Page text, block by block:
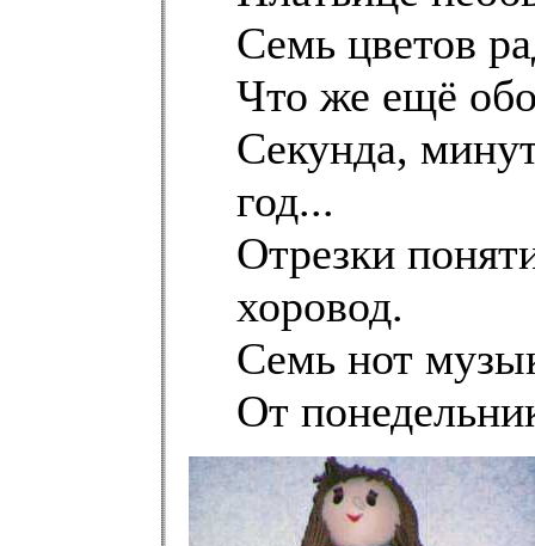
Семь цветов
Что же ещё
Секунда,
год...
Отрезки
хоровод.
Семь нот
От